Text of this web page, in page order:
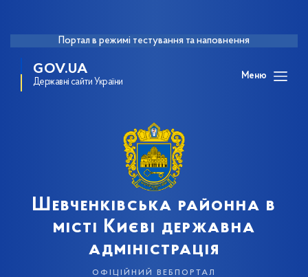
Портал в режимі тестування та наповнення
GOV.UA
Державні сайти України
Меню
Шевченківська районна в
місті Києві державна
адміністрація
офіційний вебпортал